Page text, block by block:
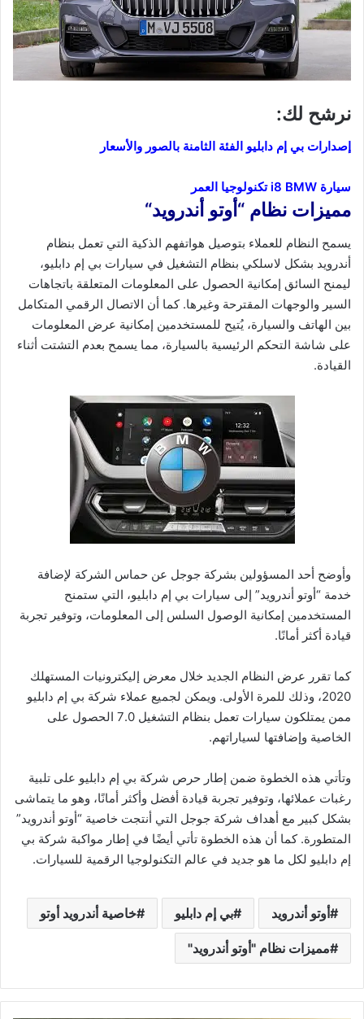
نرشح لك:
إصدارات بي إم دابليو الفئة الثامنة بالصور والأسعار
سيارة i8 BMW تكنولوجيا العمر
مميزات نظام “ أوتو أندرويد“
يسمح النظام للعملاء بتوصيل هواتفهم الذكية التي تعمل بنظام
أندرويد بشكل لاسلكي بنظام التشغيل في سيارات بي إم دابليو،
ليمنح السائق إمكانية الحصول على المعلومات المتعلقة باتجاهات
السير والوجهات المقترحة وغيرها. كما أن الاتصال الرقمي المتكامل
بين الهاتف والسيارة، يُتيح للمستخدمين إمكانية عرض المعلومات
على شاشة التحكم الرئيسية بالسيارة، مما يسمح بعدم التشتت أثناء
القيادة.
وأوضح أحد المسؤولين بشركة جوجل عن حماس الشركة لإضافة
خدمة “أوتو أندرويد” إلى سيارات بي إم دابليو، التي ستمنح
المستخدمين إمكانية الوصول السلس إلى المعلومات، وتوفير تجربة
قيادة أكثر أمانًا.
كما تقرر عرض النظام الجديد خلال معرض إليكترونيات المستهلك
2020، وذلك للمرة الأولى. ويمكن لجميع عملاء شركة بي إم دابليو
ممن يمتلكون سيارات تعمل بنظام التشغيل 7.0 الحصول على
الخاصية وإضافتها لسياراتهم.
وتأتي هذه الخطوة ضمن إطار حرص شركة بي إم دابليو على تلبية
رغبات عملائها، وتوفير تجربة قيادة أفضل وأكثر أمانًا، وهو ما يتماشى
بشكل كبير مع أهداف شركة جوجل التي أنتجت خاصية “أوتو أندرويد”
المتطورة. كما أن هذه الخطوة تأتي أيضًا في إطار مواكبة شركة بي
إم دابليو لكل ما هو جديد في عالم التكنولوجيا الرقمية للسيارات.
أوتو أندرويد بي إم دابليو خاصية أندرويد أوتو
مميزات نظام "أوتو أندرويد"